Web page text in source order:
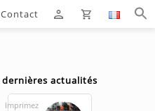
Contact
dernières actualités
Imprimez